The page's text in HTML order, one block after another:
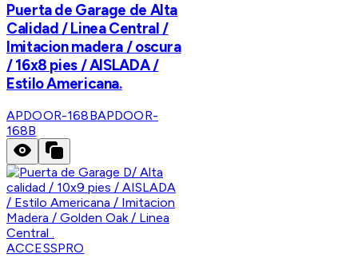
Puerta de Garage de Alta
Calidad / Linea Central /
Imitacion madera / oscura
/ 16x8 pies / AISLADA /
Estilo Americana.
APDOOR-168BAPDOOR-
168B
ACCESSPRO